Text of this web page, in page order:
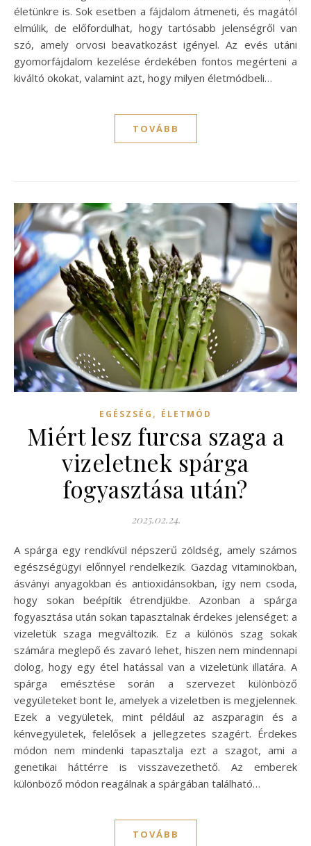
életünkre is. Sok esetben a fájdalom átmeneti, és magától
elmúlik, de előfordulhat, hogy tartósabb jelenségről van
szó, amely orvosi beavatkozást igényel. Az evés utáni
gyomorfájdalom kezelése érdekében fontos megérteni a
kiváltó okokat, valamint azt, hogy milyen életmódbeli…
TOVÁBB
EGÉSZSÉG , ÉLETMÓD
Miért lesz furcsa szaga a
vizeletnek spárga
fogyasztása után?
2025.02.24.
A spárga egy rendkívül népszerű zöldség, amely számos
egészségügyi előnnyel rendelkezik. Gazdag vitaminokban,
ásványi anyagokban és antioxidánsokban, így nem csoda,
hogy sokan beépítik étrendjükbe. Azonban a spárga
fogyasztása után sokan tapasztalnak érdekes jelenséget: a
vizeletük szaga megváltozik. Ez a különös szag sokak
számára meglepő és zavaró lehet, hiszen nem mindennapi
dolog, hogy egy étel hatással van a vizeletünk illatára. A
spárga emésztése során a szervezet különböző
vegyületeket bont le, amelyek a vizeletben is megjelennek.
Ezek a vegyületek, mint például az aszparagin és a
kénvegyületek, felelősek a jellegzetes szagért. Érdekes
módon nem mindenki tapasztalja ezt a szagot, ami a
genetikai háttérre is visszavezethető. Az emberek
különböző módon reagálnak a spárgában található…
TOVÁBB